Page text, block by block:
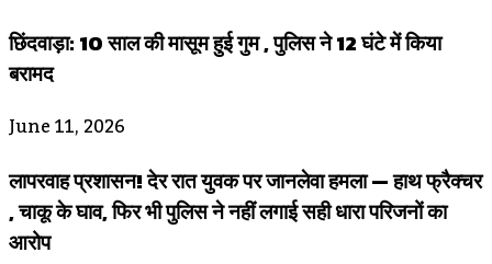
छिंदवाड़ा: 10 साल की मासूम हुई गुम , पुलिस ने 12 घंटे में किया
बरामद
June 11, 2026
लापरवाह प्रशासन! देर रात युवक पर जानलेवा हमला — हाथ फ्रैक्चर
, चाकू के घाव, फिर भी पुलिस ने नहीं लगाई सही धारा परिजनों का
आरोप